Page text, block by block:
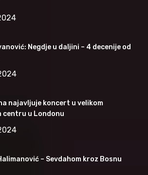
Negdje u daljini – 4 decenije od
najavljuje koncert u velikom
centru u Londonu
– Sevdahom kroz Bosnu